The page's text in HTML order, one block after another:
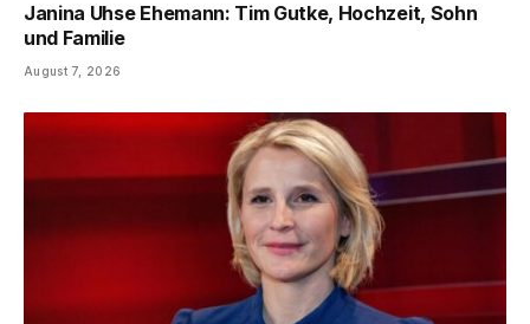
Janina Uhse Ehemann: Tim Gutke, Hochzeit, Sohn
und Familie
August 7, 2026